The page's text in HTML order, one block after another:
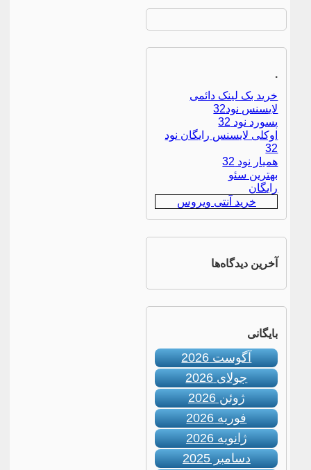
.
خرید بک لینک دائمی
لایسنس نود32
پسورد نود 32
اوکلی لایسنس رایگان نود
32
همیار نود 32
بهترین سئو
رایگان
خرید آنتی ویروس
آخرین دیدگاه‌ها
بایگانی
آگوست 2026
جولای 2026
ژوئن 2026
فوریه 2026
ژانویه 2026
دسامبر 2025